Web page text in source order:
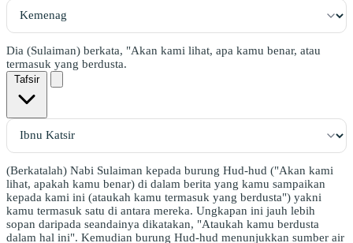
Dia (Sulaiman) berkata, "Akan kami lihat, apa kamu benar, atau
termasuk yang berdusta.
Tafsir
(Berkatalah) Nabi Sulaiman kepada burung Hud-hud ("Akan kami
lihat, apakah kamu benar) di dalam berita yang kamu sampaikan
kepada kami ini (ataukah kamu termasuk yang berdusta") yakni
kamu termasuk satu di antara mereka. Ungkapan ini jauh lebih
sopan daripada seandainya dikatakan, "Ataukah kamu berdusta
dalam hal ini". Kemudian burung Hud-hud menunjukkan sumber air